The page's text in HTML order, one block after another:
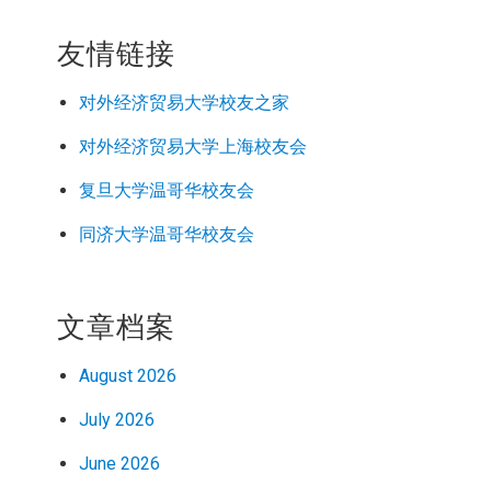
友情链接
对外经济贸易大学校友之家
对外经济贸易大学上海校友会
复旦大学温哥华校友会
同济大学温哥华校友会
文章档案
August 2026
July 2026
June 2026